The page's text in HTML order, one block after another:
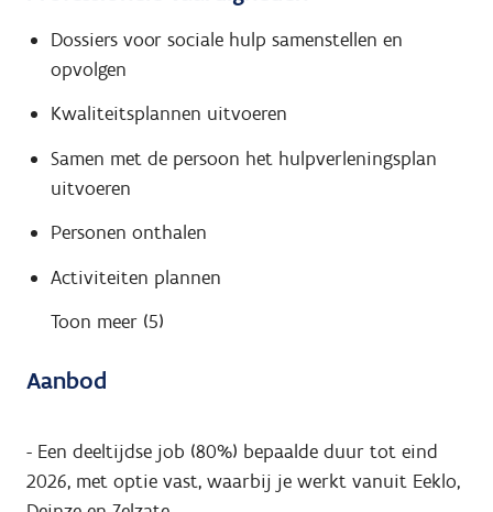
Dossiers voor sociale hulp samenstellen en
opvolgen
Kwaliteitsplannen uitvoeren
Samen met de persoon het hulpverleningsplan
uitvoeren
Personen onthalen
Activiteiten plannen
Toon meer (5)
Aanbod
- Een deeltijdse job (80%) bepaalde duur tot eind
2026, met optie vast, waarbij je werkt vanuit Eeklo,